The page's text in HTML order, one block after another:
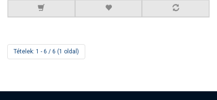
Tételek: 1 - 6 / 6 (1 oldal)